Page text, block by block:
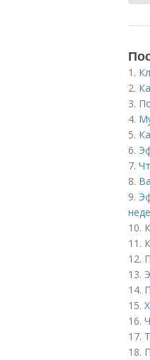
1.
2.
3.
4.
5.
6.
7.
8.
9.
10.
11.
12.
13.
14.
15.
16.
17.
18.